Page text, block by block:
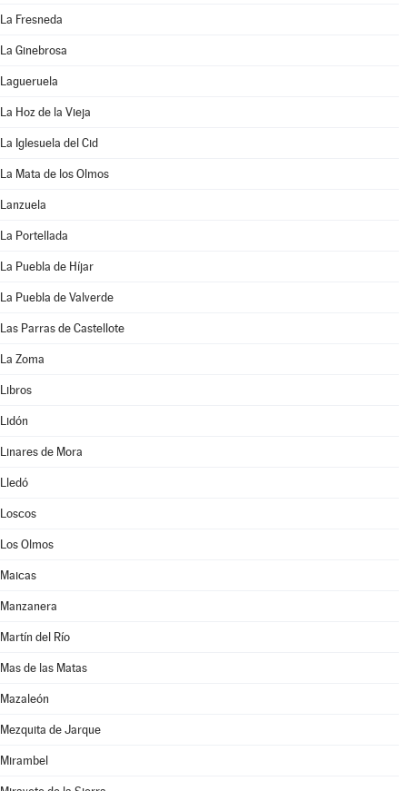
La Fresneda
La Ginebrosa
Lagueruela
La Hoz de la Vieja
La Iglesuela del Cid
La Mata de los Olmos
Lanzuela
La Portellada
La Puebla de Híjar
La Puebla de Valverde
Las Parras de Castellote
La Zoma
Libros
Lidón
Linares de Mora
Lledó
Loscos
Los Olmos
Maicas
Manzanera
Martín del Río
Mas de las Matas
Mazaleón
Mezquita de Jarque
Mirambel